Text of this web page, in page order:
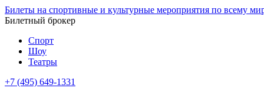
Билеты на спортивные и культурные мероприятия по всему
Билетный брокер
Спорт
Шоу
Театры
+7 (495) 649-1331